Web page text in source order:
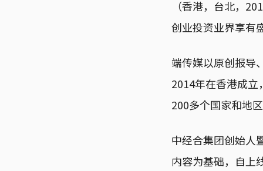
（香港，台北，
创业投资业界享有
端传媒以原创报导
2014年在香港成
200多个国家和地
中经合集团创始人
内容为基础，自上